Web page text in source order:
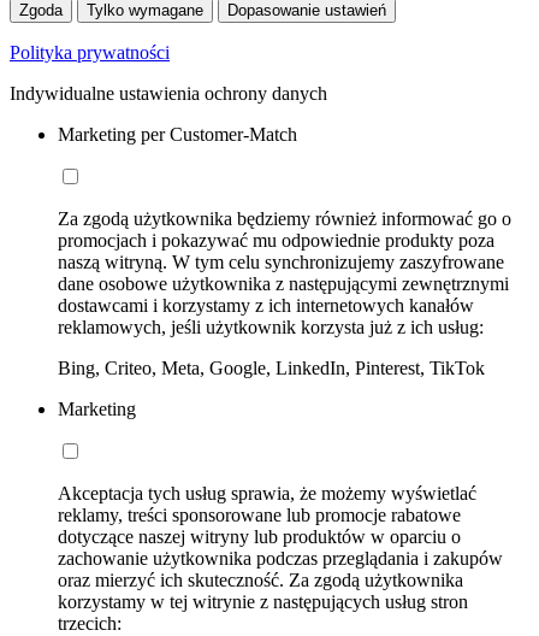
Zgoda Tylko wymagane Dopasowanie ustawień
Polityka prywatności
Indywidualne ustawienia ochrony danych
Marketing per Customer-Match
Za zgodą użytkownika będziemy również informować go o
promocjach i pokazywać mu odpowiednie produkty poza
naszą witryną. W tym celu synchronizujemy zaszyfrowane
dane osobowe użytkownika z następującymi zewnętrznymi
dostawcami i korzystamy z ich internetowych kanałów
reklamowych, jeśli użytkownik korzysta już z ich usług:
Bing, Criteo, Meta, Google, LinkedIn, Pinterest, TikTok
Marketing
Akceptacja tych usług sprawia, że możemy wyświetlać
reklamy, treści sponsorowane lub promocje rabatowe
dotyczące naszej witryny lub produktów w oparciu o
zachowanie użytkownika podczas przeglądania i zakupów
oraz mierzyć ich skuteczność. Za zgodą użytkownika
korzystamy w tej witrynie z następujących usług stron
trzecich: